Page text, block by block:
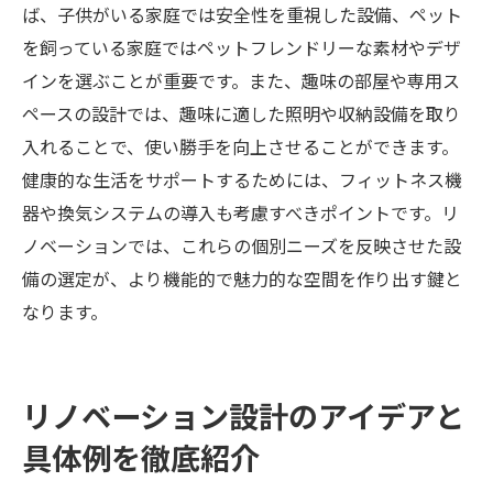
ば、子供がいる家庭では安全性を重視した設備、ペット
を飼っている家庭ではペットフレンドリーな素材やデザ
インを選ぶことが重要です。また、趣味の部屋や専用ス
ペースの設計では、趣味に適した照明や収納設備を取り
入れることで、使い勝手を向上させることができます。
健康的な生活をサポートするためには、フィットネス機
器や換気システムの導入も考慮すべきポイントです。リ
ノベーションでは、これらの個別ニーズを反映させた設
備の選定が、より機能的で魅力的な空間を作り出す鍵と
なります。
リノベーション設計のアイデアと
具体例を徹底紹介